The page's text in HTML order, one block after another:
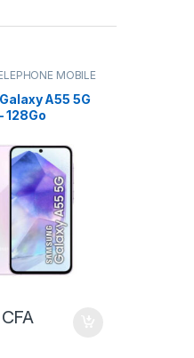
MOBILE
A55 5G
128Go
CFA